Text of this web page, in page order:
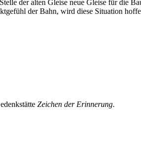
der alten Gleise neue Gleise für die
der Bahn, wird diese Situation
Zeichen der Erinnerung.